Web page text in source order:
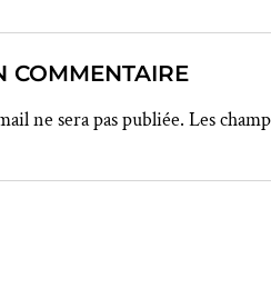
COMMENTAIRE
ne sera pas publiée. Les